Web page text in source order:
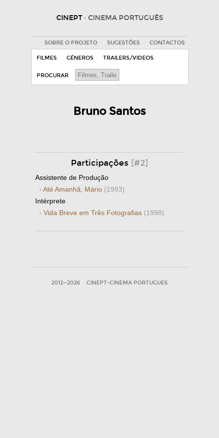
CINEPT · CINEMA PORTUGUÊS
SOBRE O PROJETO SUGESTÕES CONTACTOS
FILMES GÉNEROS TRAILERS/VIDEOS
PROCURAR
Bruno Santos
Participações [#2]
Assistente de Produção
· Até Amanhã, Mário (1993)
Intérprete
· Vida Breve em Três Fotografias (1998)
2012—2026 CINEPT-CINEMA PORTUGUES